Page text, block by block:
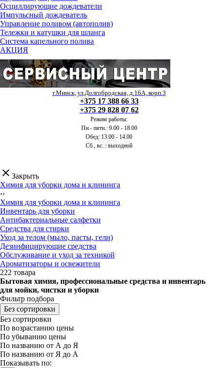
Осциллирующие дождеватели
Импульсный дождеватель
Управление поливом (автополив)
Тележки и катушки для шланга
Система капельного полива
АКЦИЯ
г.Минск, ул.Долгобродская, д.16А, корп.3
+375 17 388 66 33
+375 29 828 07 62
Режим работы:
Пн.- пятн.: 9.00 - 18.00
Обед: 13.00 - 14.00
Сб., вс. : выходной
clear Закрыть
Химия для уборки дома и клининга
‹›
Химия для уборки дома и клининга
Инвентарь для уборки
Антибактериальные салфетки
Средства для стирки
Уход за телом (мыло, пасты, гели)
Дезинфицирующие средства
Обслуживание и уход за техникой
Ароматизаторы и освежители
222 товара
Бытовая химия, профессиональные средства и инвентарь
для мойки, чистки и уборки
Фильтр подбора
Без сортировки
Без сортировки
По возрастанию цены
По убыванию цены
По названию от А до Я
По названию от Я до А
Показывать по: